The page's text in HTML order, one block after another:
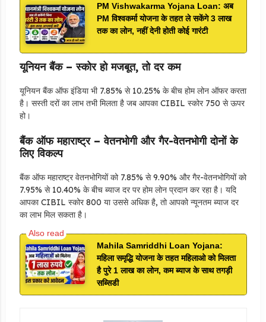
PM Vishwakarma Yojana Loan: अब
PM विश्वकर्मा योजना के तहत ले सकेंगे 3 लाख
तक का लोन, नहीं देनी होती कोई गारंटी
यूनियन बैंक – स्कोर हो मजबूत, तो दर कम
यूनियन बैंक ऑफ इंडिया भी 7.85% से 10.25% के बीच होम लोन ऑफर करता
है। सस्ती दरों का लाभ तभी मिलता है जब आपका CIBIL स्कोर 750 से ऊपर
हो।
बैंक ऑफ महाराष्ट्र – वेतनभोगी और गैर-वेतनभोगी दोनों के
लिए विकल्प
बैंक ऑफ महाराष्ट्र वेतनभोगियों को 7.85% से 9.90% और गैर-वेतनभोगियों को
7.95% से 10.40% के बीच ब्याज दर पर होम लोन प्रदान कर रहा है। यदि
आपका CIBIL स्कोर 800 या उससे अधिक है, तो आपको न्यूनतम ब्याज दर
का लाभ मिल सकता है।
Mahila Samriddhi Loan Yojana:
महिला समृद्धि योजना के तहत महिलाओ को मिलता
है पुरे 1 लाख का लोन, कम ब्याज के साथ तगड़ी
सब्सिडी